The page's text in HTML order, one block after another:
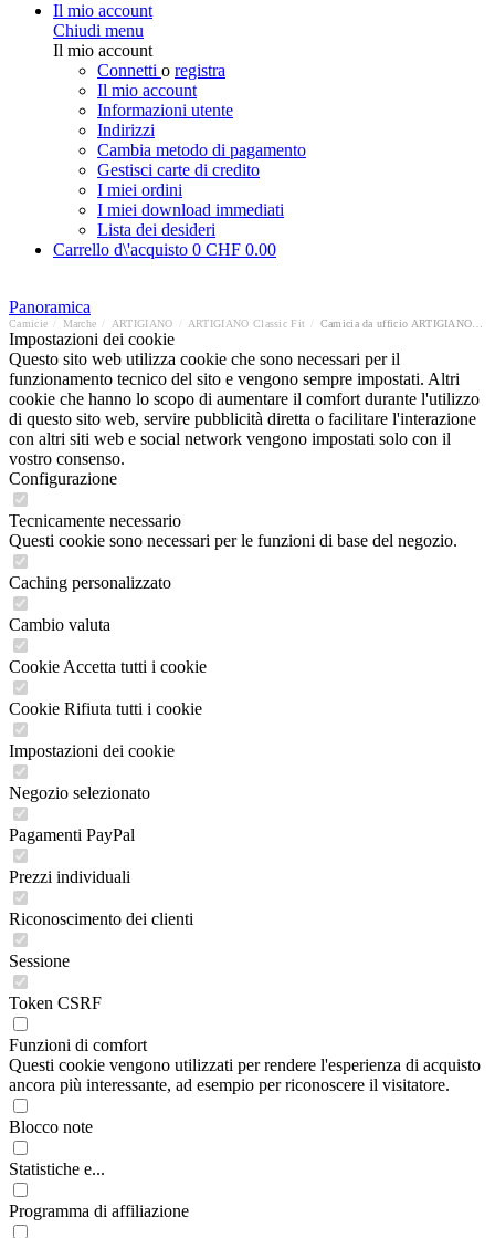
Il mio account
Chiudi menu
Il mio account
Connetti o registra
Il mio account
Informazioni utente
Indirizzi
Cambia metodo di pagamento
Gestisci carte di credito
I miei ordini
I miei download immediati
Lista dei desideri
Carrello d\'acquisto 0 CHF 0.00
Panoramica
Camicie Marche ARTIGIANO ARTIGIANO Classic Fit
Impostazioni dei cookie
Questo sito web utilizza cookie che sono necessari per il
funzionamento tecnico del sito e vengono sempre impostati. Altri
cookie che hanno lo scopo di aumentare il comfort durante l'utilizzo
di questo sito web, servire pubblicità diretta o facilitare l'interazione
con altri siti web e social network vengono impostati solo con il
vostro consenso.
Configurazione
Tecnicamente necessario
Questi cookie sono necessari per le funzioni di base del negozio.
Caching personalizzato
Cambio valuta
Cookie Accetta tutti i cookie
Cookie Rifiuta tutti i cookie
Impostazioni dei cookie
Negozio selezionato
Pagamenti PayPal
Prezzi individuali
Riconoscimento dei clienti
Sessione
Token CSRF
Funzioni di comfort
Questi cookie vengono utilizzati per rendere l'esperienza di acquisto
ancora più interessante, ad esempio per riconoscere il visitatore.
Blocco note
Statistiche e...
Programma di affiliazione